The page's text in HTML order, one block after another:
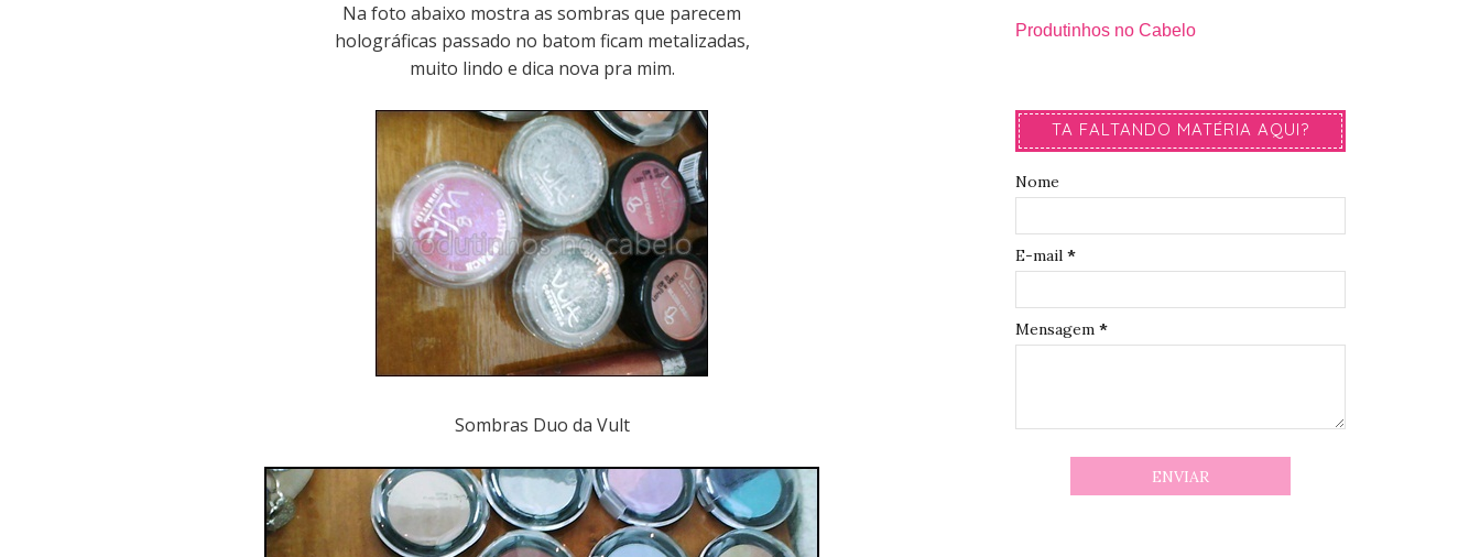
Na foto abaixo mostra as sombras que parecem
holográficas passado no batom ficam metalizadas,
muito lindo e dica nova pra mim.
Sombras Duo da Vult
Produtinhos no Cabelo
TA FALTANDO MATÉRIA AQUI?
Nome
E-mail *
Mensagem *